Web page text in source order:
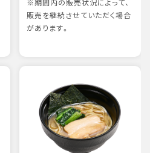
※期間内の販売状況によって、
販売を継続させていただく場合
があります。